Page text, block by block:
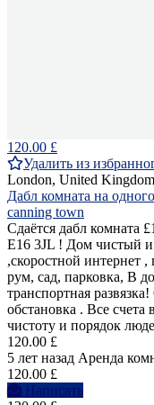
120.00 £
Удалить из
London, United Kingdom
Дабл комната на
canning town
Сдаётся дабл комната
E16 3JL ! Дом чистый и
,скоростной интернет
рум, сад, парковка, В
транспортная
обстановка . Все
чистоту и порядок
120.00 £
5 лет назад Аренда
120.00 £
Написать